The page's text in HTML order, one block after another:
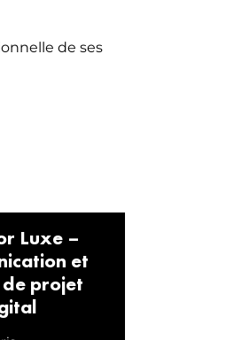
de ses
Luxe –
et
projet